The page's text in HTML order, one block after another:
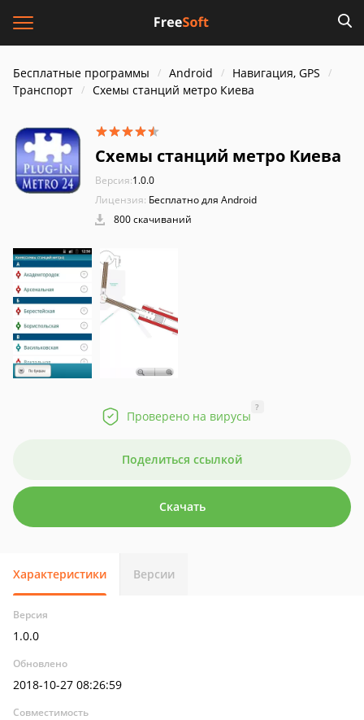
Бесплатные программы Android
Навигация, GPS
Транспорт
Схемы станций метро Киева
Схемы станций метро Киева
Версия:1.0.0
Лицензия: Бесплатно для Android
800 скачиваний
Проверено на вирусы
?
Поделиться ссылкой
Скачать
Характеристики Версии
Версия
1.0.0
Обновлено
2018-10-27 08:26:59
Совместимость